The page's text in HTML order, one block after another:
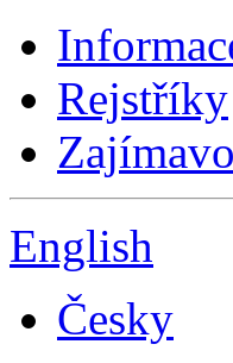
Rejstříky
English
Česky